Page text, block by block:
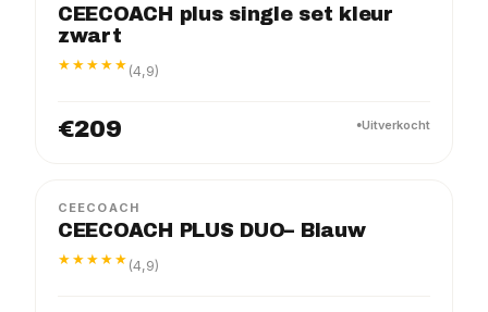
CEECOACH plus single set kleur
zwart
★★★★★ (4,9)
€209 Uitverkocht
CEECOACH
CEECOACH PLUS DUO– Blauw
★★★★★ (4,9)